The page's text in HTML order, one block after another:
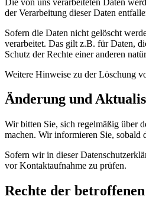
der Verarbeitung dieser Daten
Sofern die Daten nicht gelöscht
verarbeitet. Das gilt z.B. für Daten,
Schutz der Rechte einer anderen
Weitere Hinweise zu der Löschung
Änderung und
Wir bitten Sie, sich regelmäßig über
machen. Wir informieren Sie,
Sofern wir in dieser
vor Kontaktaufnahme zu prüfen.
Rechte der